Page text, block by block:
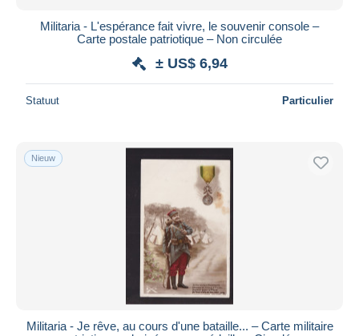
Militaria - L'espérance fait vivre, le souvenir console –
Carte postale patriotique – Non circulée
± US$ 6,94
Statuut Particulier
Nieuw
Militaria - Je rêve, au cours d'une bataille... – Carte militaire